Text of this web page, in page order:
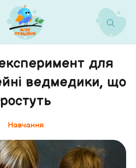
для
ведмедики, що
ростуть
Навчання